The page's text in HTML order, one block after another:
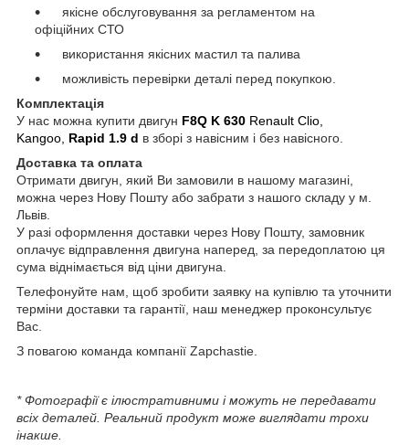
якісне обслуговування за регламентом на
офіційних СТО
використання якісних мастил та палива
можливість перевірки деталі перед покупкою.
Комплектація
У нас можна купити двигун F8Q K 630 Renault Clio,
Kangoo, Rapid 1.9 d в зборі з навісним і без навісного.
Доставка та оплата
Отримати двигун, який Ви замовили в нашому магазині,
можна через Нову Пошту або забрати з нашого складу у м.
Львів.
У разі оформлення доставки через Нову Пошту, замовник
оплачує відправлення двигуна наперед, за передоплатою ця
сума віднімається від ціни двигуна.
Телефонуйте нам, щоб зробити заявку на купівлю та уточнити
терміни доставки та гарантії, наш менеджер проконсультує
Вас.
З повагою команда компанії Zapchastie.
* Фотографії є ілюстративними і можуть не передавати
всіх деталей. Реальний продукт може виглядати трохи
інакше.